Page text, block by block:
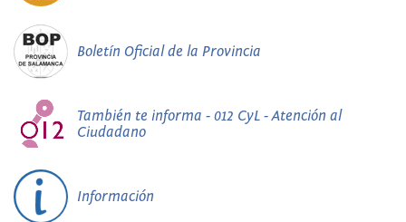
Boletín Oficial de la Provincia
También te informa - 012 CyL - Atención al
Ciudadano
Información